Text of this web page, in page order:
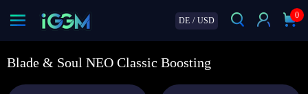
DE / USD
0
Blade & Soul NEO Classic Boosting